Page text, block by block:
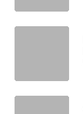
WAHANA
HEALTH